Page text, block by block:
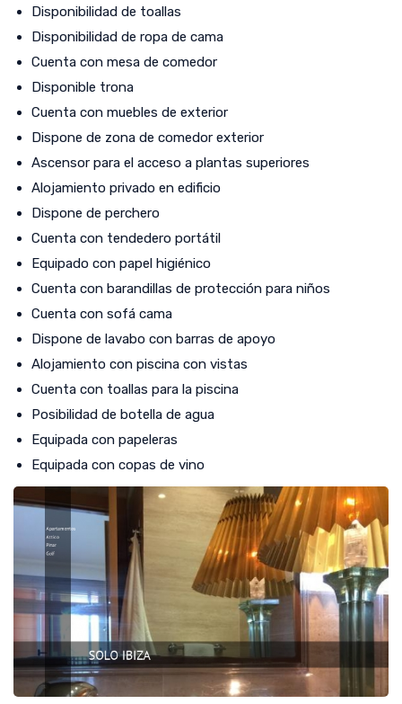
Disponibilidad de toallas
Disponibilidad de ropa de cama
Cuenta con mesa de comedor
Disponible trona
Cuenta con muebles de exterior
Dispone de zona de comedor exterior
Ascensor para el acceso a plantas superiores
Alojamiento privado en edificio
Dispone de perchero
Cuenta con tendedero portátil
Equipado con papel higiénico
Cuenta con barandillas de protección para niños
Cuenta con sofá cama
Dispone de lavabo con barras de apoyo
Alojamiento con piscina con vistas
Cuenta con toallas para la piscina
Posibilidad de botella de agua
Equipada con papeleras
Equipada con copas de vino